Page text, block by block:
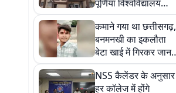
पूर्णिया विश्वविद्यालय
लौटाएगा आवेदन शुल्क
कमाने गया था छत्तीसगढ़,
बनमनखी का इकलौता
बेटा खाई में गिरकर जान
गंवा बैठा
NSS कैलेंडर के अनुसार
हर कॉलेज में होंगे